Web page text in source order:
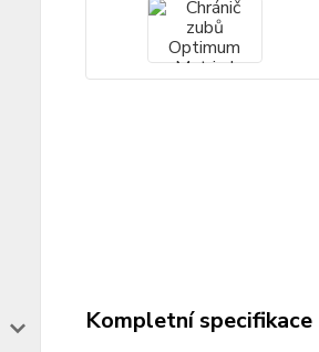
Kompletní specifikace